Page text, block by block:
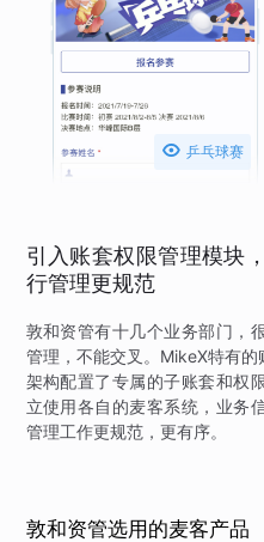
 乒乓球赛
引入账套权限管理模块
行管理更规范
敦和资管有十几个业务部门，
管理，不能交叉。MikeX特有
架构配置了专属的子账套和权
立使用各自的麦客系统，业务
管理工作更规范，更有序。
敦和资管选用的麦客产品